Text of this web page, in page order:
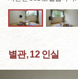
별관, 12 인실